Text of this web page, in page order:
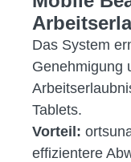
Das System
Genehmigung
Tablets.
Vorteil:
effizientere